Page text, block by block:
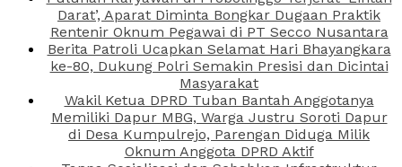
Darat’, Aparat Diminta Bongkar Dugaan Praktik
Rentenir Oknum Pegawai di PT Secco Nusantara
Berita Patroli Ucapkan Selamat Hari Bhayangkara
ke-80, Dukung Polri Semakin Presisi dan Dicintai
Masyarakat
Wakil Ketua DPRD Tuban Bantah Anggotanya
Memiliki Dapur MBG, Warga Justru Soroti Dapur
di Desa Kumpulrejo, Parengan Diduga Milik
Oknum Anggota DPRD Aktif